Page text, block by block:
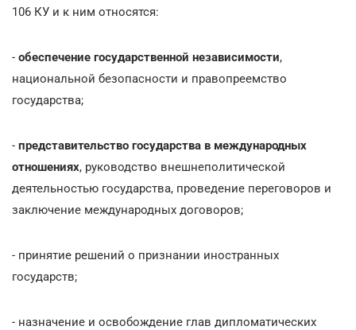
106 КУ и к ним относятся:
- обеспечение государственной независимости,
национальной безопасности и правопреемство
государства;
- представительство государства в международных
отношениях, руководство внешнеполитической
деятельностью государства, проведение переговоров и
заключение международных договоров;
- принятие решений о признании иностранных
государств;
- назначение и освобождение глав дипломатических